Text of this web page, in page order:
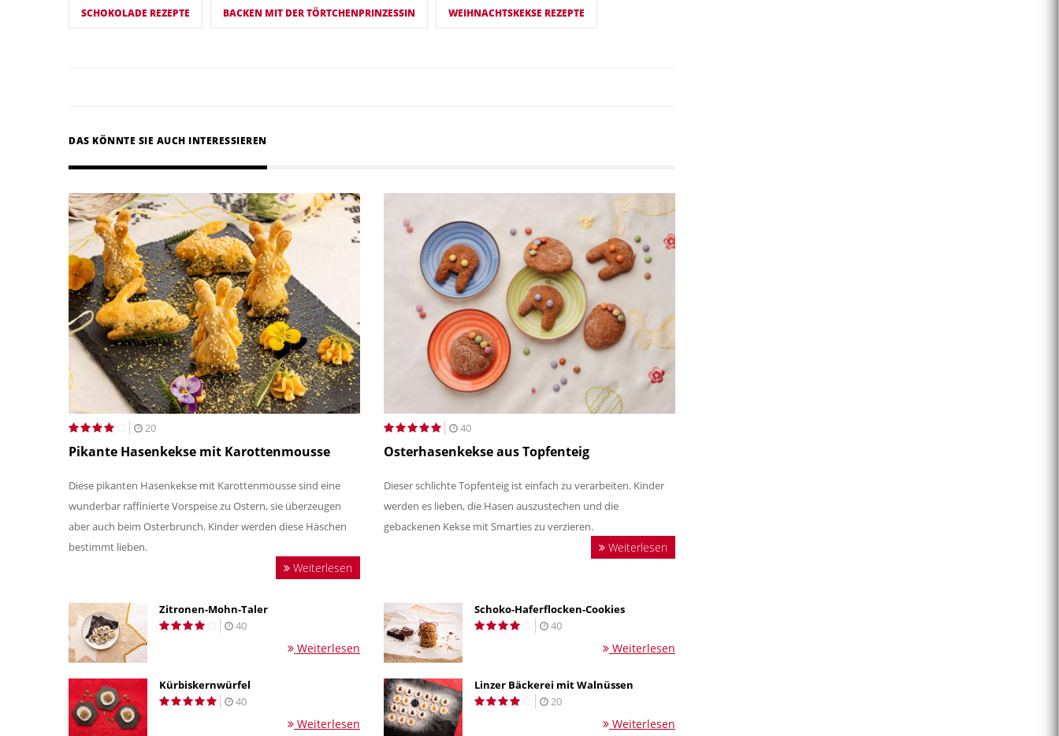
SCHOKOLADE REZEPTE BACKEN MIT DER TÖRTCHENPRINZESSIN WEIHNACHTSKEKSE REZEPTE
DAS KÖNNTE SIE AUCH INTERESSIEREN
20
Pikante Hasenkekse mit Karottenmousse
Diese pikanten Hasenkekse mit Karottenmousse sind eine
wunderbar raffinierte Vorspeise zu Ostern, sie überzeugen
aber auch beim Osterbrunch. Kinder werden diese Häschen
bestimmt lieben.
Weiterlesen
40
Osterhasenkekse aus Topfenteig
Dieser schlichte Topfenteig ist einfach zu verarbeiten. Kinder
werden es lieben, die Hasen auszustechen und die
gebackenen Kekse mit Smarties zu verzieren.
Weiterlesen
Zitronen-Mohn-Taler
40
Weiterlesen
Schoko-Haferflocken-Cookies
40
Weiterlesen
Kürbiskernwürfel
40
Weiterlesen
Linzer Bäckerei mit Walnüssen
20
Weiterlesen